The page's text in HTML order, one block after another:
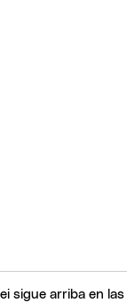
sigue arriba en